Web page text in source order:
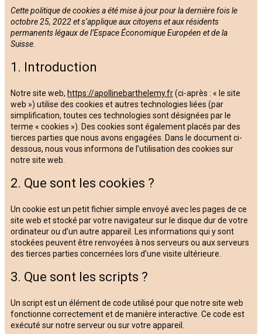
Cette politique de cookies a été mise à jour pour la dernière fois le
octobre 25, 2022 et s’applique aux citoyens et aux résidents
permanents légaux de l’Espace Économique Européen et de la
Suisse.
1. Introduction
Notre site web, https://apollinebarthelemy.fr(ci-après : « le site
web ») utilise des cookies et autres technologies liées (par
simplification, toutes ces technologies sont désignées par le
terme « cookies »). Des cookies sont également placés par des
tierces parties que nous avons engagées. Dans le document ci-
dessous, nous vous informons de l’utilisation des cookies sur
notre site web.
2. Que sont les cookies ?
Un cookie est un petit fichier simple envoyé avec les pages de ce
site web et stocké par votre navigateur sur le disque dur de votre
ordinateur ou d’un autre appareil. Les informations qui y sont
stockées peuvent être renvoyées à nos serveurs ou aux serveurs
des tierces parties concernées lors d’une visite ultérieure.
3. Que sont les scripts ?
Un script est un élément de code utilisé pour que notre site web
fonctionne correctement et de manière interactive. Ce code est
exécuté sur notre serveur ou sur votre appareil.